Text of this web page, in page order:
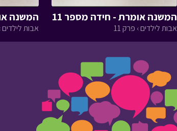
המשנה אומרת - חידה מספר 11
אבות לילדים › פרק 11
המשנה
אבות לילדים ›